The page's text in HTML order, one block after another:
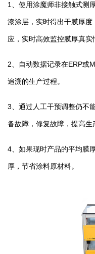
1、使用涂魔师非接触式测
漆涂层，实时得出干膜厚
应，实时高效监控膜厚真实
2、自动数据记录在ERP或
追溯的生产过程。
3、通过人工干预调整仍不
备故障，修复故障，提高生
4、如果现时产品的平均膜
厚，节省涂料原材料。